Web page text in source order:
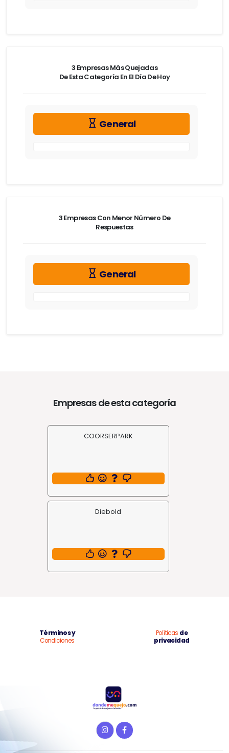
3 Empresas Más Quejadas
De Esta Categoría En El Día De Hoy
General
3 Empresas Con Menor Número De
Respuestas
General
Empresas de esta categoría
COORSERPARK
Diebold
Términos y
Condiciones
Políticas de
privacidad